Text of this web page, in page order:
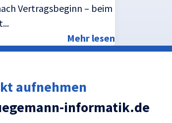
Vertragsbeginn – beim
Mehr lesen
aufnehmen
informatik.de